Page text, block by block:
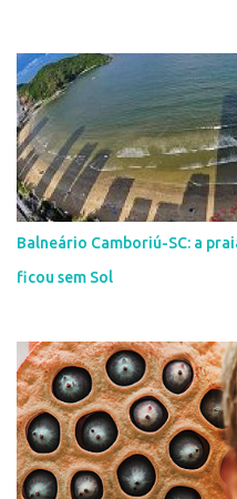
Balneário Camboriú-SC: a
ficou sem Sol